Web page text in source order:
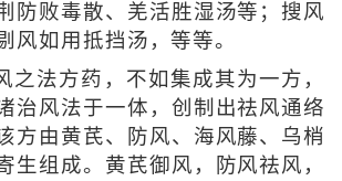
防败毒散、羌活胜湿汤等；搜风
风如用抵挡汤，等等。
之法方药，不如集成其为一方，
治风法于一体，创制出祛风通络
方由黄芪、防风、海风藤、乌梢
生组成。黄芪御风，防风祛风，